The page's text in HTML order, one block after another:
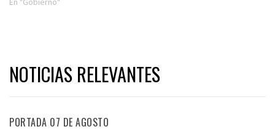
NOTICIAS RELEVANTES
PORTADA 07 DE AGOSTO